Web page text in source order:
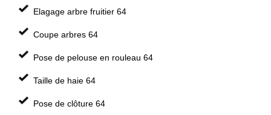
Elagage arbre fruitier 64
Coupe arbres 64
Pose de pelouse en rouleau 64
Taille de haie 64
Pose de clôture 64